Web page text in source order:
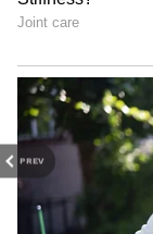
PREV